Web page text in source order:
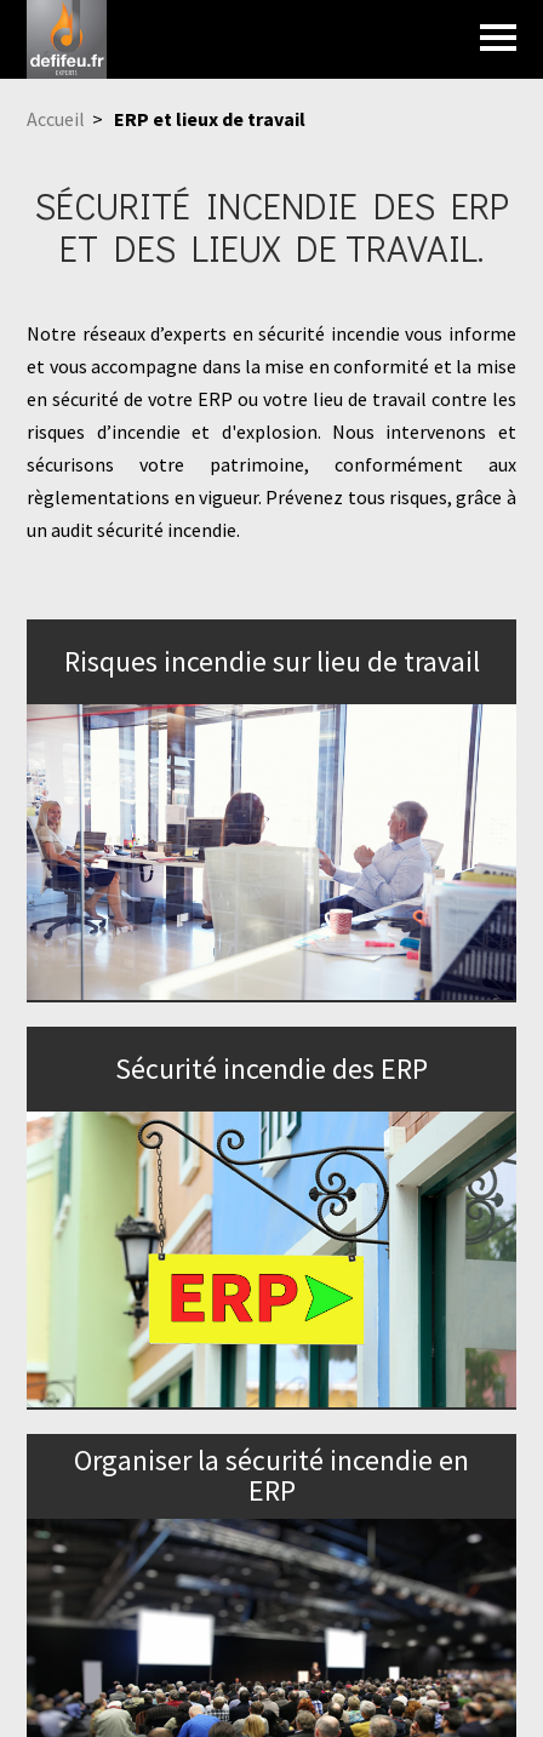
Accueil > ERP et lieux de travail
SÉCURITÉ INCENDIE DES ERP
ET DES LIEUX DE TRAVAIL.
Notre réseaux d’experts en sécurité incendie vous informe
et vous accompagne dans la mise en conformité et la mise
en sécurité de votre ERP ou votre lieu de travail contre les
risques d’incendie et d'explosion. Nous intervenons et
sécurisons votre patrimoine, conformément aux
règlementations en vigueur. Prévenez tous risques, grâce à
un audit sécurité incendie.
Risques incendie sur lieu de travail
Sécurité incendie des ERP
Organiser la sécurité incendie en
ERP